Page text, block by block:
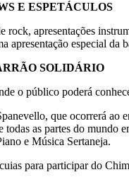
E ESPETÁCULOS
apresentações
apresentação especial
SOLIDÁRIO
o público poderá
que ocorrerá
as partes do mundo
e Música Sertaneja.
para participar do